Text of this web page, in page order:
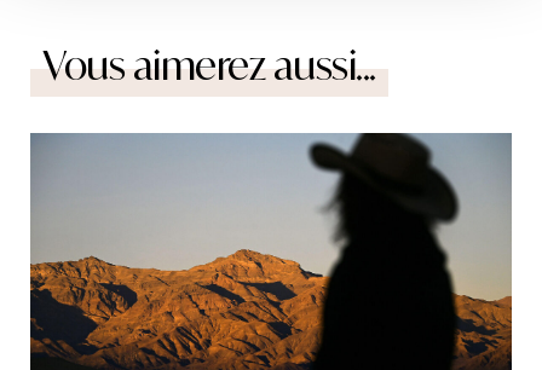
Vous aimerez aussi...